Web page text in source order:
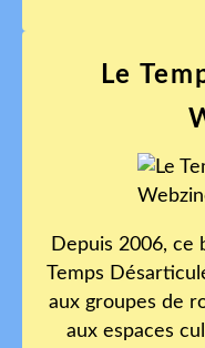
Le
Depuis 2006, ce
Temps
aux groupes de
aux espaces